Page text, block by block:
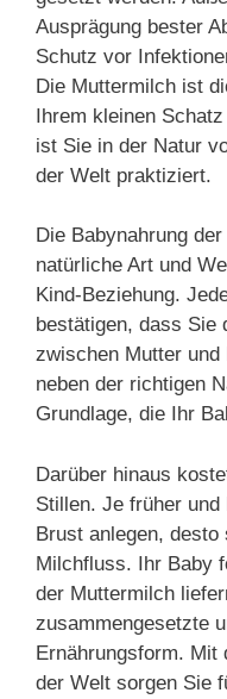
Ausprägung bester
Schutz vor
Die Muttermilch ist
Ihrem kleinen
ist Sie in der Natur
der Welt praktiziert.
Die Babynahrung
natürliche Art und
Kind-Beziehung.
bestätigen, dass Sie
zwischen Mutter
neben der richtigen
Grundlage, die Ihr
Darüber hinaus
Stillen. Je früher
Brust anlegen,
Milchfluss. Ihr Baby
der Muttermilch
zusammengesetzte
Ernährungsform. Mit
der Welt sorgen Sie